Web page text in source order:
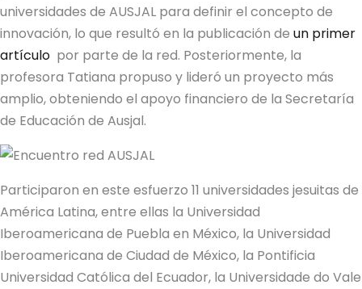
universidades de AUSJAL para definir el concepto de
innovación, lo que resultó en la publicación de un primer
artículo por parte de la red. Posteriormente, la
profesora Tatiana propuso y lideró un proyecto más
amplio, obteniendo el apoyo financiero de la Secretaría
de Educación de Ausjal.
Participaron en este esfuerzo 11 universidades jesuitas de
América Latina, entre ellas la Universidad
Iberoamericana de Puebla en México, la Universidad
Iberoamericana de Ciudad de México, la Pontificia
Universidad Católica del Ecuador, la Universidade do Vale